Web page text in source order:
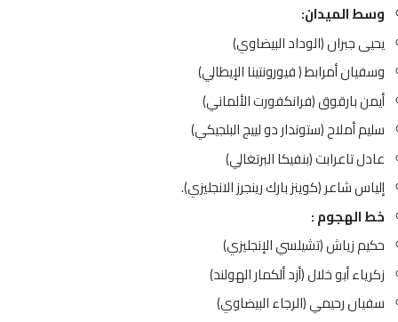
الميدان:
جبران (الوداد البيضاوي)
أمرابط ( فيورونتينا الإيطالي)
بارقوق (فرانكفورت الألماني)
أملاح (ستوندار دو لييج البلجيكي)
تاعرابت (بنفيكا البرتغالي)
شاعر (كوينز بارك رينجرز الانجليزي).
الهجوم :
زياش (تشيلسي الإنجليزي)
أبو خلال (أزد ألكمار الهولند)
رحيمي (الرجاء البيضاوي)